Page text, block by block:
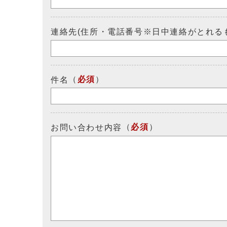
連絡先(住所・電話番号※日中連絡がとれる
件名 （ 必須 ）
お問い合わせ内容 （ 必須 ）